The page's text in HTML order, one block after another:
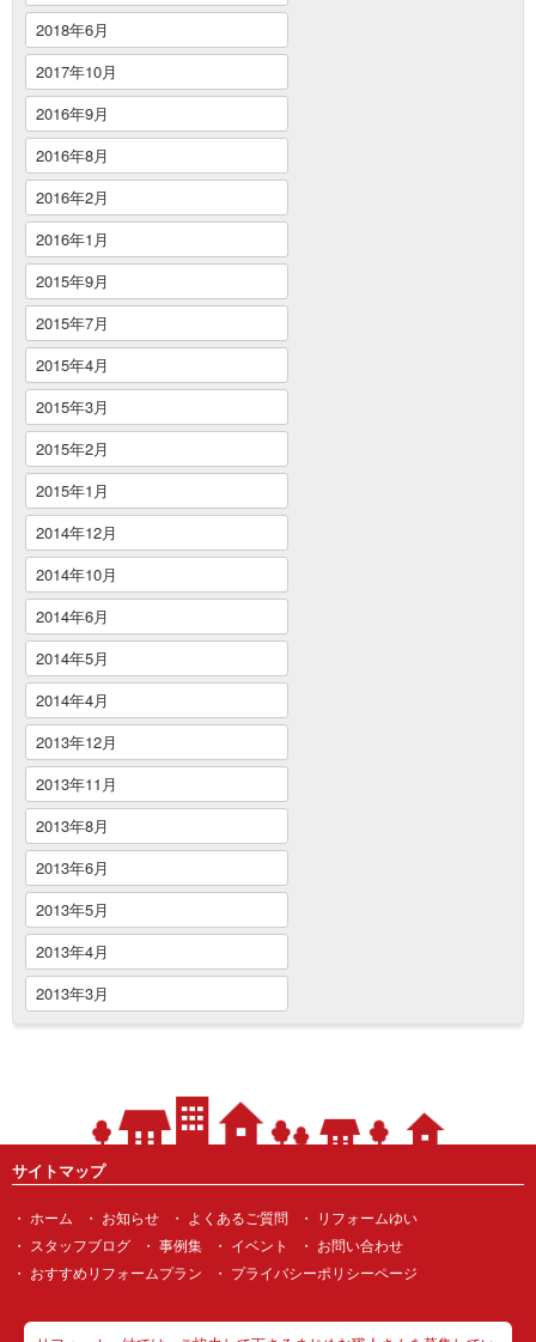
2018年6月
2017年10月
2016年9月
2016年8月
2016年2月
2016年1月
2015年9月
2015年7月
2015年4月
2015年3月
2015年2月
2015年1月
2014年12月
2014年10月
2014年6月
2014年5月
2014年4月
2013年12月
2013年11月
2013年8月
2013年6月
2013年5月
2013年4月
2013年3月
サイトマップ
ホーム お知らせ よくあるご質問
リフォームゆい
スタッフブログ
事例集 イベント
お問い合わせ
おすすめリフォームプラン
プライバシーポリシーページ